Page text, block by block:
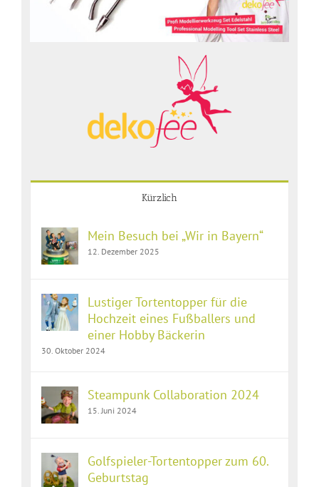
Kürzlich
Mein Besuch bei „Wir in Bayern“
12. Dezember 2025
Lustiger Tortentopper für die
Hochzeit eines Fußballers und
einer Hobby Bäckerin
30. Oktober 2024
Steampunk Collaboration 2024
15. Juni 2024
Golfspieler-Tortentopper zum 60.
Geburtstag